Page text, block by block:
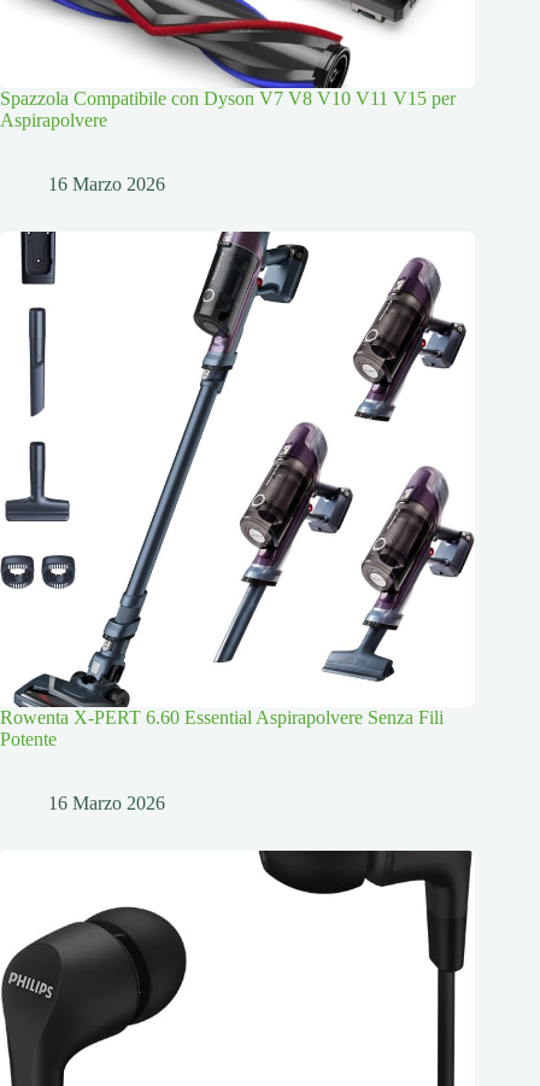
Spazzola Compatibile con Dyson V7 V8 V10 V11 V15 per
Aspirapolvere
16 Marzo 2026
Rowenta X-PERT 6.60 Essential Aspirapolvere Senza Fili
Potente
16 Marzo 2026